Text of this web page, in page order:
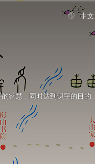
 中文
智慧，同时达到识字的目的。